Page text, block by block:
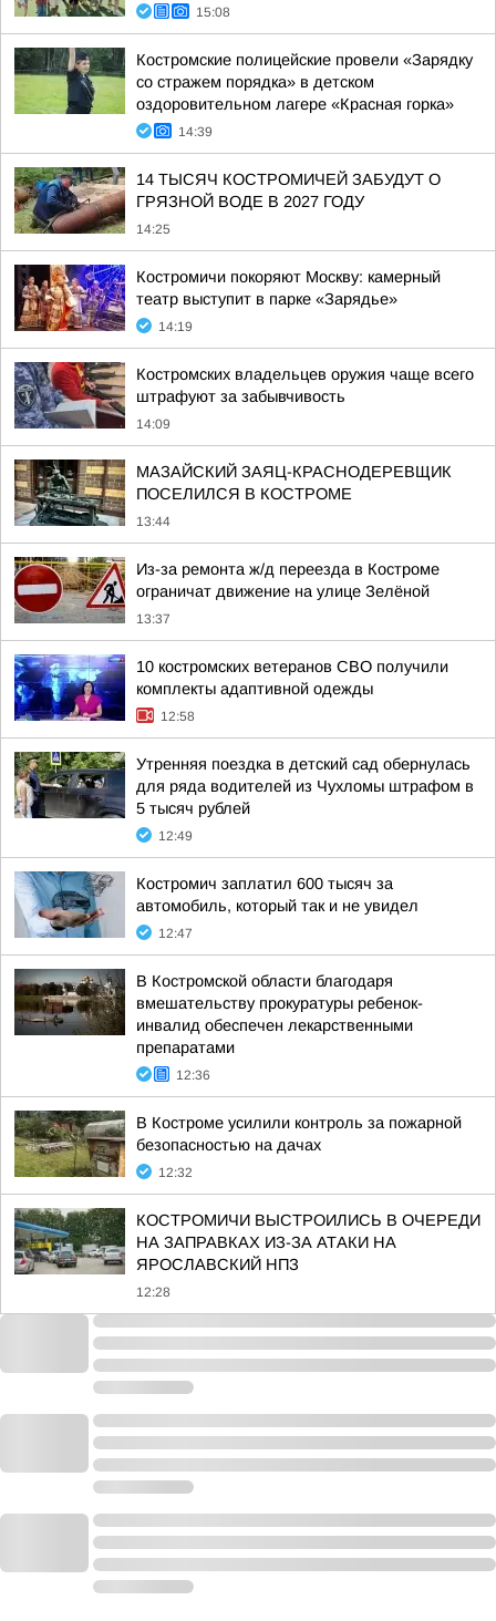
15:08
Костромские полицейские провели «Зарядку
со стражем порядка» в детском
оздоровительном лагере «Красная горка»
14:39
14 ТЫСЯЧ КОСТРОМИЧЕЙ ЗАБУДУТ О
ГРЯЗНОЙ ВОДЕ В 2027 ГОДУ
14:25
Костромичи покоряют Москву: камерный
театр выступит в парке «Зарядье»
14:19
Костромских владельцев оружия чаще всего
штрафуют за забывчивость
14:09
МАЗАЙСКИЙ ЗАЯЦ-КРАСНОДЕРЕВЩИК
ПОСЕЛИЛСЯ В КОСТРОМЕ
13:44
Из-за ремонта ж/д переезда в Костроме
ограничат движение на улице Зелёной
13:37
10 костромских ветеранов СВО получили
комплекты адаптивной одежды
12:58
Утренняя поездка в детский сад обернулась
для ряда водителей из Чухломы штрафом в
5 тысяч рублей
12:49
Костромич заплатил 600 тысяч за
автомобиль, который так и не увидел
12:47
В Костромской области благодаря
вмешательству прокуратуры ребенок-
инвалид обеспечен лекарственными
препаратами
12:36
В Костроме усилили контроль за пожарной
безопасностью на дачах
12:32
КОСТРОМИЧИ ВЫСТРОИЛИСЬ В ОЧЕРЕДИ
НА ЗАПРАВКАХ ИЗ-ЗА АТАКИ НА
ЯРОСЛАВСКИЙ НПЗ
12:28